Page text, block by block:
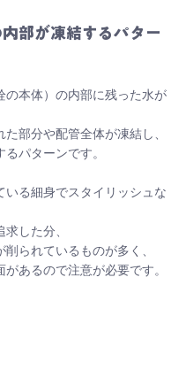
部が凍結するパター
の本体）の内部に残った水が
た部分や配管全体が凍結し、
パターンです。
いる細身でスタイリッシュな
した分、
削られているものが多く、
があるので注意が必要です。